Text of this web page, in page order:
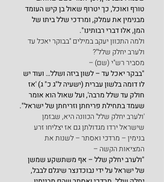
טורף ואוכל, כך יטרוף שאול בן קיש העומד
מבנימין את עמלק, ומרדכי שלל ביתו של
המן, אלו דברי רבותינו".
ולמה התכוון יעקב במילים "בבוקר יאכל עד
ולערב יחלק שלל"?
מסביר רש"י (שם) –
"בבקר יאכל עד – לשון ביזה ושלל… ועוד יש
לו דומה בלשון עברית (ישעיה ל"ג כ" ג) 'אז
חולק עד שלל מרבה', ועל שאול הוא אומר
שעמד בתחילת פריחתן וזריחתן של ישראל".
'ולערב יחלק שלל' הכוונה היא, שבזמן
שישראל ירדו מגדולתן גם אז יצליחו זרע
בנימין – מרדכי ואסתר – לשנות את
המציאות הקשה –
"ולערב יחלק שלל – אף משתשקע שמשן
של ישראל על ידי נבוכדנצר שיגלם לבבל,